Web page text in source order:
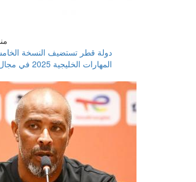
منذ
دولة قطر تستضيف النسخة
المهارات